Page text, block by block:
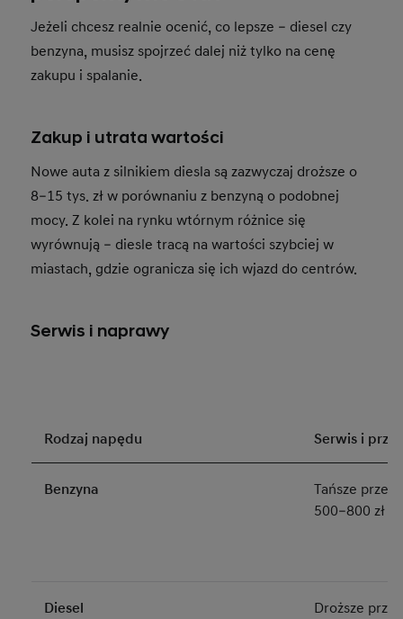
Jeżeli chcesz realnie ocenić, co lepsze – diesel czy
benzyna, musisz spojrzeć dalej niż tylko na cenę
zakupu i spalanie.
Zakup i utrata wartości
Nowe auta z silnikiem diesla są zazwyczaj droższe o
8–15 tys. zł w porównaniu z benzyną o podobnej
mocy. Z kolei na rynku wtórnym różnice się
wyrównują – diesle tracą na wartości szybciej w
miastach, gdzie ogranicza się ich wjazd do centrów.
Serwis i naprawy
Rodzaj napędu Serwis i
Benzyna
Tańsze
500–800 zł
Diesel
Droższe